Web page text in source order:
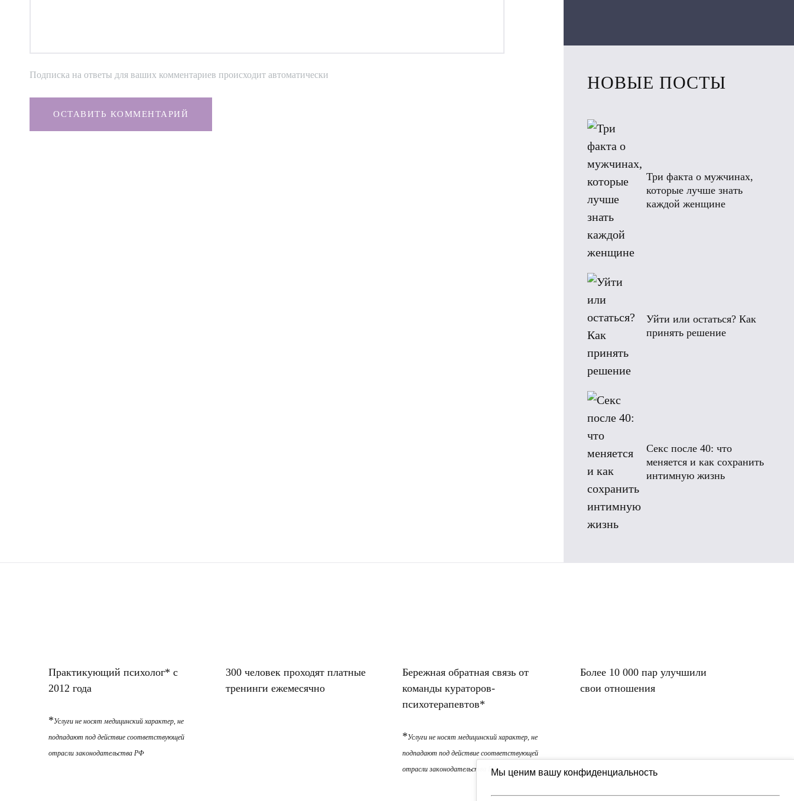
Подписка на ответы для ваших комментариев происходит автоматически
ОСТАВИТЬ КОММЕНТАРИЙ
НОВЫЕ ПОСТЫ
Три факта о мужчинах,
которые лучше знать
каждой женщине
Уйти или остаться? Как
принять решение
Секс после 40: что
меняется и как сохранить
интимную жизнь
Практикующий психолог* с
2012 года
*Услуги не носят медицинский характер, не
подпадают под действие соответствующей
отрасли законодательства РФ
300 человек проходят платные
тренинги ежемесячно
Бережная обратная связь от
команды кураторов-
психотерапевтов*
*Услуги не носят медицинский характер, не
подпадают под действие соответствующей
отрасли законодательства РФ
Более 10 000 пар улучшили
свои отношения
Мы ценим вашу конфиденциальность